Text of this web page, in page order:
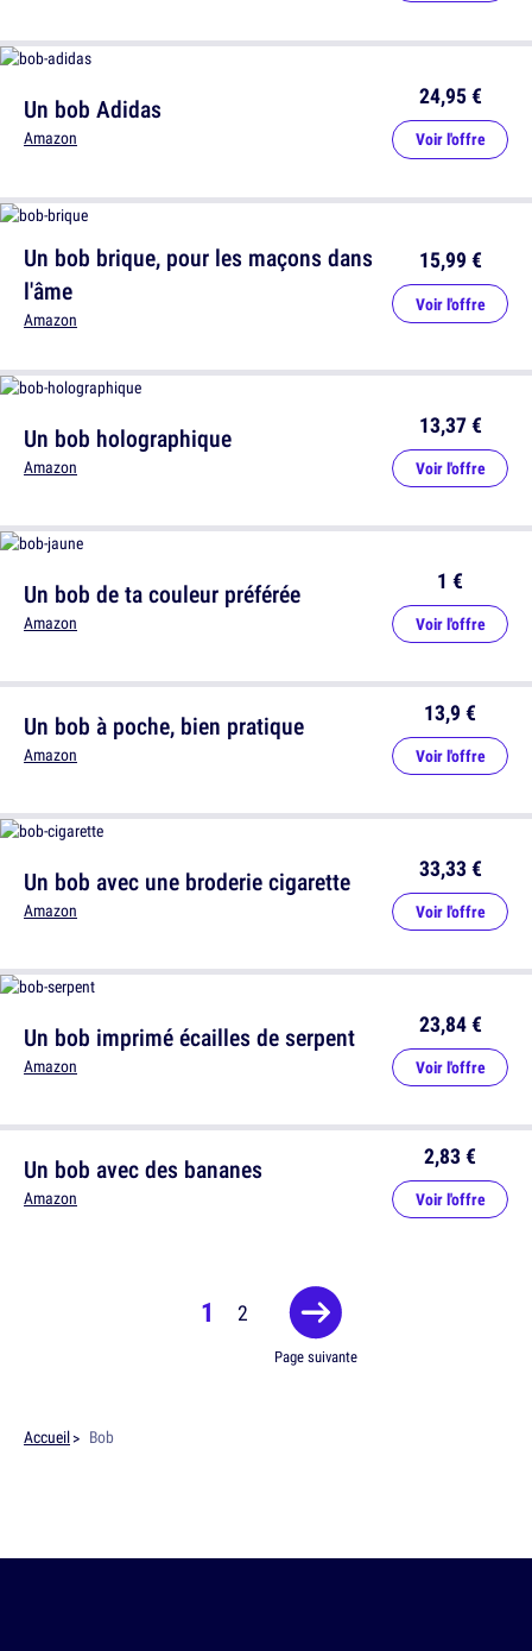
Un bob Adidas
Amazon
24,95 €
Voir l'offre
Un bob holographique
Amazon
13,37 €
Voir l'offre
Un bob à poche, bien pratique
Amazon
13,9 €
Voir l'offre
Un bob imprimé écailles de serpent
Amazon
23,84 €
Voir l'offre
Un bob brique, pour les maçons dans
l'âme
Amazon
15,99 €
Voir l'offre
Un bob de ta couleur préférée
Amazon
1 €
Voir l'offre
Un bob avec une broderie cigarette
Amazon
33,33 €
Voir l'offre
Un bob avec des bananes
Amazon
2,83 €
Voir l'offre
1 2
Page suivante
Accueil Bob